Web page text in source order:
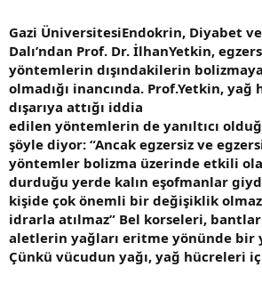
Gazi ÜniversitesiEndokrin, Diyabet
Dalı’ndan Prof. Dr. İlhanYetkin,
yöntemlerin dışındakilerin
olmadığı inancında. Prof.Yetkin,
dışarıya attığı iddia
edilen yöntemlerin de yanıltıcı
şöyle diyor: “Ancak egzersiz ve
yöntemler bolizma üzerinde etkili
durduğu yerde kalın eşofmanlar
kişide çok önemli bir değişiklik
idrarla atılmaz” Bel korseleri,
aletlerin yağları eritme yönünde bir
Çünkü vücudun yağı, yağ hücreleri